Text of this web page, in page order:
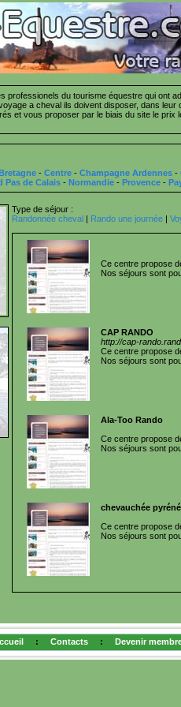
professionels du tourisme équestre qui ont
a cheval ils doivent disposer, dans
et vous proposer par le biais du site le
- Centre - Champagne Ardennes -
Pas de Calais- Normandie- Provence-
Type de séjour :
Randonnée cheval | Rando une journée |
Ce centre propose
Nos séjours sont
CAP RANDO
http://cap-
Ce centre propose
Nos séjours sont
Ala-Too Rando
Ce centre propose
Nos séjours sont
chevauchée
Ce centre propose
Nos séjours sont
: Contacts : Devenir